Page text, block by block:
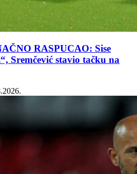
RASPUCAO: Sise
Sremčević stavio tačku na